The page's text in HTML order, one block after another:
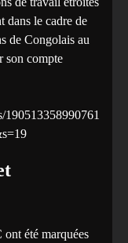
dans le cadre de
de Congolais au
son compte
190513358990761
été marquées